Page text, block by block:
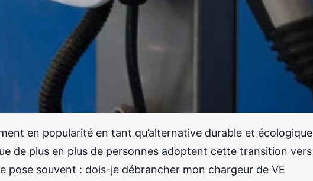
en popularité en tant qu’alternative durable et écologique
de plus en plus de personnes adoptent cette transition vers
pose souvent : dois-je débrancher mon chargeur de VE